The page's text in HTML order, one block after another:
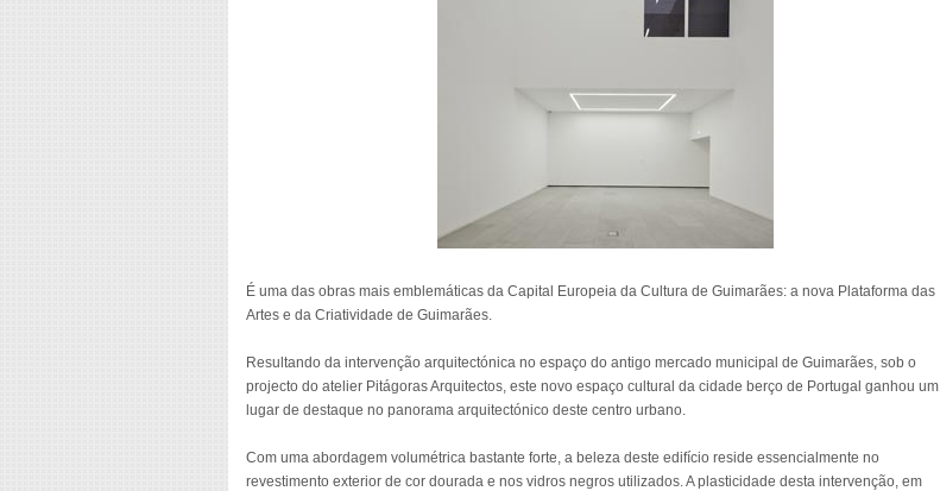
É uma das obras mais emblemáticas da Capital Europeia da Cultura de Guimarães: a nova Plataforma das
Artes e da Criatividade de Guimarães.
Resultando da intervenção arquitectónica no espaço do antigo mercado municipal de Guimarães, sob o
projecto do atelier Pitágoras Arquitectos, este novo espaço cultural da cidade berço de Portugal ganhou um
lugar de destaque no panorama arquitectónico deste centro urbano.
Com uma abordagem volumétrica bastante forte, a beleza deste edifício reside essencialmente no
revestimento exterior de cor dourada e nos vidros negros utilizados. A plasticidade desta intervenção, em